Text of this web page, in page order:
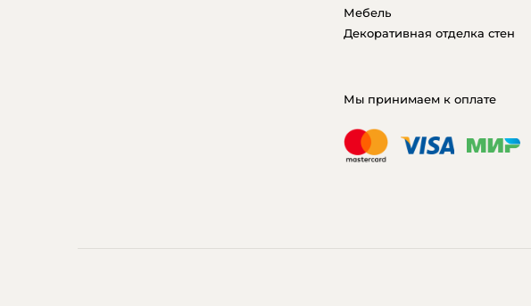
Мебель
Декоративная отделка стен
Мы принимаем к оплате